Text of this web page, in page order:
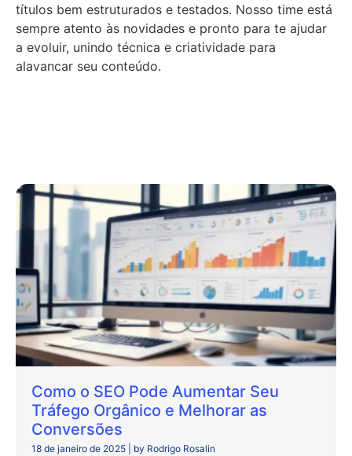
títulos bem estruturados e testados. Nosso time está
sempre atento às novidades e pronto para te ajudar
a evoluir, unindo técnica e criatividade para
alavancar seu conteúdo.
Como o SEO Pode Aumentar Seu
Tráfego Orgânico e Melhorar as
Conversões
18 de janeiro de 2025 by Rodrigo Rosalin